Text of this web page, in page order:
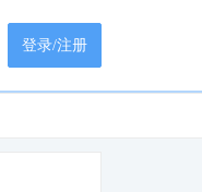
登录/注册